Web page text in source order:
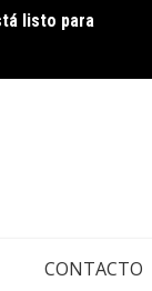
del XI
representa
CONTACTO